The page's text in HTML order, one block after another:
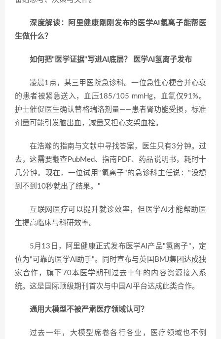
深度解读：阿里健康刚刚发布的医学AI氢离子能帮医
生做什么？
如何把"医学证据"写进AI底层？ 医学AI氢离子发布
凌晨1点，某三甲医院急诊科。一位急性心梗合并心衰
的患者被紧急送入，血压185/105 mmHg，血氧仅91%。
护士催促医生确认替格瑞洛剂量——患者肾功能受损，标准
剂量可能引发脑出血，减量又担心支架血栓。
在浩瀚的指南与文献中寻找答案，医生只有3分钟。过
去，这需要翻查PubMed、指南PDF、药品说明书，耗时十
几分钟。现在，一位试用"氢离子"的急诊科主任说："没想
到不到10秒就出了结果。"
互联网医疗可以提升就诊效率，但医学AI才能帮助医
生提高临床与科研效率。
5月13日，阿里健康正式发布医学AI产品"氢离子"，定
位为"可靠的医学AI助手"。同时宣布与英国BMJ集团达成独
家合作，旗下70本医学期刊过去十年的内容资源接入系
统。这是国际顶级期刊首次与中国AI平台达成此类合作。
通用大模型不被严肃医疗领域认可？
过去一年，大模型席卷各行各业，医疗领域也不例